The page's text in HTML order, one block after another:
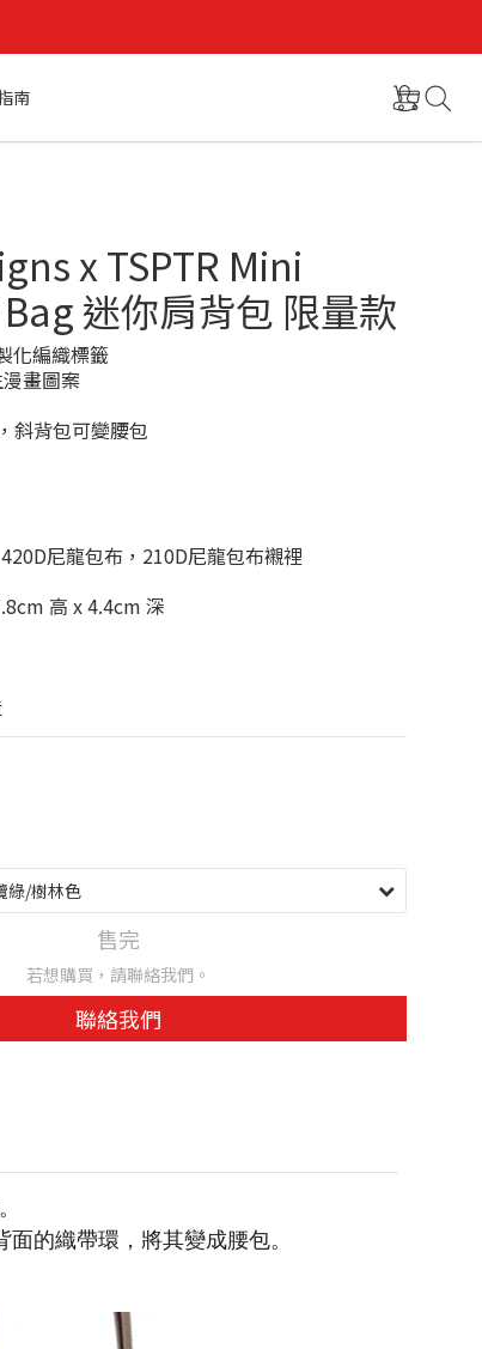
南
x TSPTR Mini
迷你肩背包 限量款
化編織標籤
畫圖案
斜背包可變腰包
尼龍包布，210D尼龍包布襯裡
高 x 4.4cm 深
售完
若想購買，請聯絡我們。
聯絡我們
的織帶環，將其變成腰包。